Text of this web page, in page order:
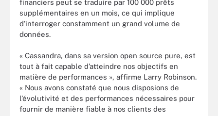
financiers peut se traduire par 100 000 prêts
supplémentaires en un mois, ce qui implique
d’interroger constamment un grand volume de
données.
« Cassandra, dans sa version open source pure, est
tout à fait capable d’atteindre nos objectifs en
matière de performances », affirme Larry Robinson.
« Nous avons constaté que nous disposions de
l’évolutivité et des performances nécessaires pour
fournir de manière fiable à nos clients des